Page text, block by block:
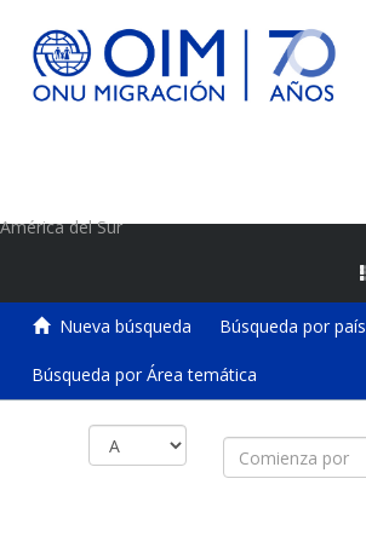
América del Sur
Nueva búsqueda Búsqueda por país
Búsqueda por Área temática